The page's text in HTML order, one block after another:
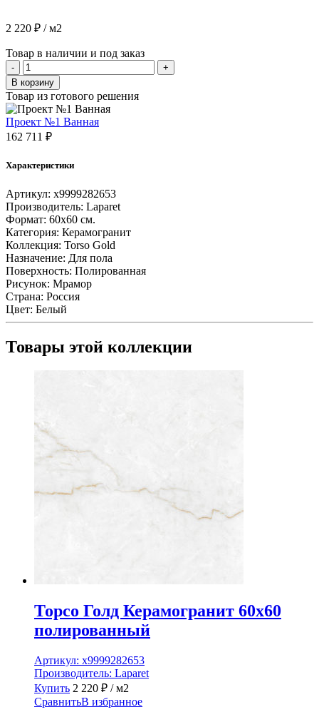
2 220 ₽ / м2
Товар в наличии и под заказ
-
Количество
товара
Торсо
Голд
Керамогранит
60х60
полированный
+
В корзину
Товар из готового решения
Проект №1 Ванная
162 711 ₽
Характеристики
Артикул: х9999282653
Производитель: Laparet
Формат: 60х60 см.
Категория: Керамогранит
Коллекция: Torso Gold
Назначение: Для пола
Поверхность: Полированная
Рисунок: Мрамор
Страна: Россия
Цвет: Белый
Товары этой коллекции
Торсо Голд Керамогранит 60х60
полированный
Артикул: х9999282653
Производитель: Laparet
Купить 2 220 ₽ / м2
СравнитьВ избранное